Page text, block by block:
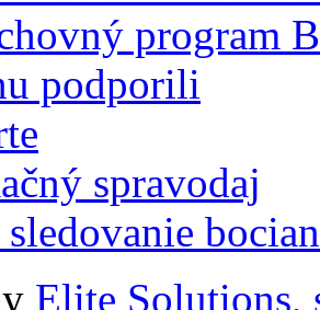
program
podporili
spravodaj
Elite Solutions,